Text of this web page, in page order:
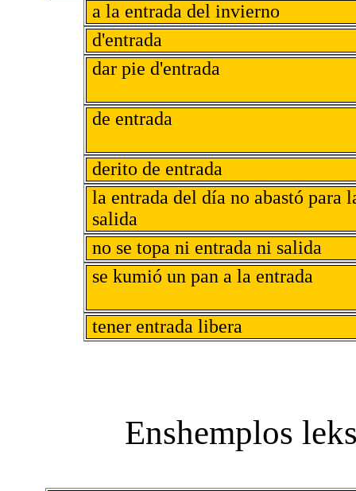
a la entrada del invierno
d'entrada
dar pie d'entrada
de entrada
derito de entrada
la entrada del día no abastó para
salida
no se topa ni entrada ni salida
se kumió un pan a la entrada
tener entrada libera